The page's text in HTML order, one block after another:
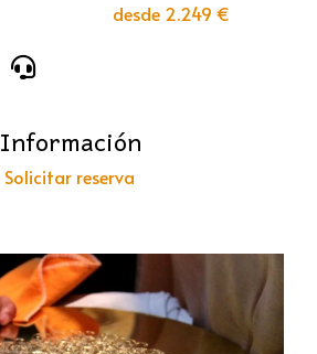
desde 2.249 €
Información
Solicitar reserva